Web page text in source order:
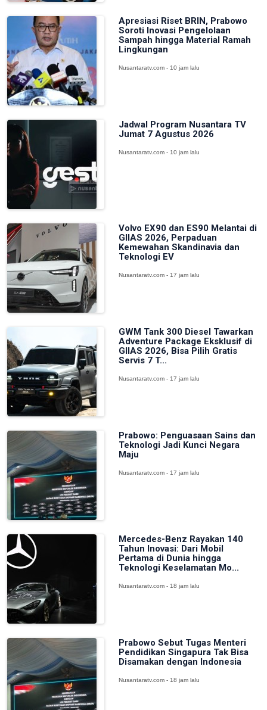
Apresiasi Riset BRIN, Prabowo
Soroti Inovasi Pengelolaan
Sampah hingga Material Ramah
Lingkungan
Nusantaratv.com - 10 jam lalu
Jadwal Program Nusantara TV
Jumat 7 Agustus 2026
Nusantaratv.com - 10 jam lalu
Volvo EX90 dan ES90 Melantai di
GIIAS 2026, Perpaduan
Kemewahan Skandinavia dan
Teknologi EV
Nusantaratv.com - 17 jam lalu
GWM Tank 300 Diesel Tawarkan
Adventure Package Eksklusif di
GIIAS 2026, Bisa Pilih Gratis
Servis 7 T...
Nusantaratv.com - 17 jam lalu
Prabowo: Penguasaan Sains dan
Teknologi Jadi Kunci Negara
Maju
Nusantaratv.com - 17 jam lalu
Mercedes-Benz Rayakan 140
Tahun Inovasi: Dari Mobil
Pertama di Dunia hingga
Teknologi Keselamatan Mo...
Nusantaratv.com - 18 jam lalu
Prabowo Sebut Tugas Menteri
Pendidikan Singapura Tak Bisa
Disamakan dengan Indonesia
Nusantaratv.com - 18 jam lalu